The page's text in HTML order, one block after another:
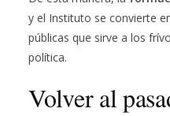
y el Instituto se convierte
públicas que sirve a los
política.
Volver al